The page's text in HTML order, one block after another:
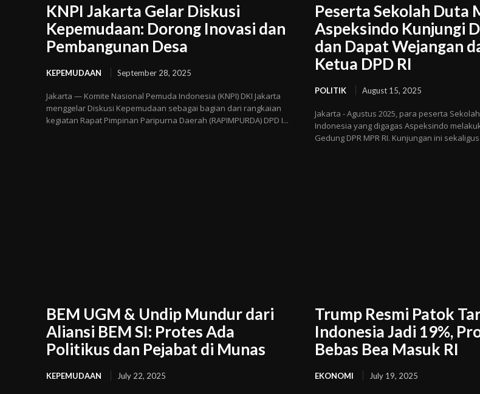
KNPI Jakarta Gelar Diskusi
Kepemudaan: Dorong Inovasi dan
Pembangunan Desa
KEPEMUDAAN September 28, 2025
Jakarta — Komite Nasional Pemuda Indonesia (KNPI) DKI Jakarta
menggelar Diskusi Kepemudaan sebagai bagian dari rangkaian
kegiatan Rapat Pimpinan Paripurna Daerah (RAPIMPURDA) DPD I...
Peserta Sekolah Duta
Aspeksindo Kunjungi
dan Dapat Wejangan
Ketua DPD RI
POLITIK August 15, 2025
Jakarta - Agustus 2025, para peserta
Indonesia yang digagas Aspeksindo
Gedung DPR MPR RI. Kunjungan ini
BEM UGM & Undip Mundur dari
Aliansi BEM SI: Protes Ada
Politikus dan Pejabat di Munas
KEPEMUDAAN July 22, 2025
Trump Resmi Patok
Indonesia Jadi 19%,
Bebas Bea Masuk RI
EKONOMI July 19, 2025